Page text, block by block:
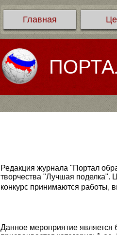
Главная
Редакция журнала "Портал
творчества "Лучшая поделка".
конкурс принимаются работы,
Данное мероприятие является